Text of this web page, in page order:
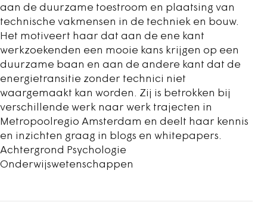
aan de duurzame toestroom en plaatsing van
technische vakmensen in de techniek en bouw.
Het motiveert haar dat aan de ene kant
werkzoekenden een mooie kans krijgen op een
duurzame baan en aan de andere kant dat de
energietransitie zonder technici niet
waargemaakt kan worden. Zij is betrokken bij
verschillende werk naar werk trajecten in
Metropoolregio Amsterdam en deelt haar kennis
en inzichten graag in blogs en whitepapers.
Achtergrond Psychologie
Onderwijswetenschappen